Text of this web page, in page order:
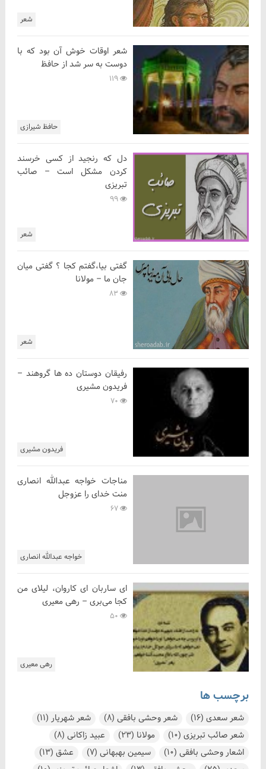
شعر
حافظ شیرازی
شعر اوقات خوش آن بود که با
دوست به سر شد از حافظ
شعر
دل که رنجید از کسی خرسند
کردن مشکل است – صائب
تبریزی
شعر
گفتی بیا،گفتم کجا ؟ گفتی میان
جان ما – مولانا
فریدون مشیری
رفیقان دوستان ده ها گروهند –
فریدون مشیری
خواجه عبدالله انصاری
مناجات خواجه عبدالله انصاری
منت خدای را عزوجل
رهی معیری
ای ساربان ای کاروان، لیلای من
کجا می‌بری – رهی معیری
برچسب ها
شعر سعدی(16) شعر وحشی بافقی(8) شعر شهریار (11)
شعر صائب تبریزی(10) مولانا (23) عبید زاکانی(8)
اشعار وحشی بافقی(10) سیمین بهبهانی(7) عشق(13)